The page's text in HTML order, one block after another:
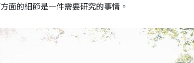
面的細節是一件需要研究的事情。